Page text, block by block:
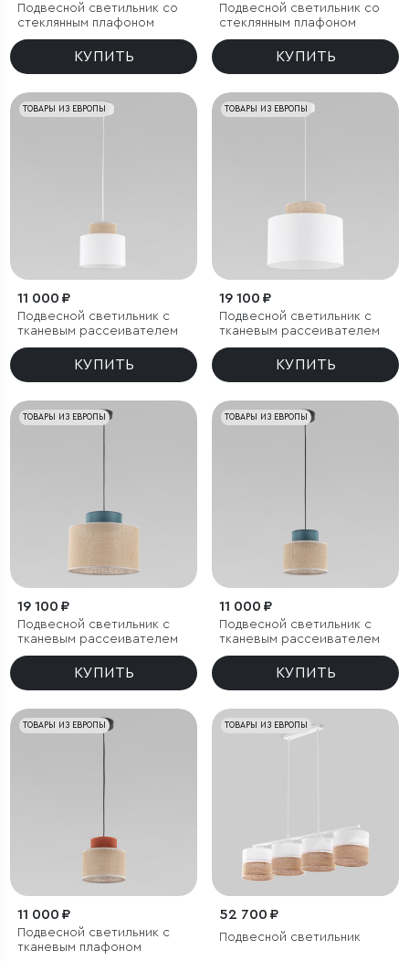
Подвесной светильник со
стеклянным плафоном
КУПИТЬ
Подвесной светильник со
стеклянным плафоном
КУПИТЬ
ТОВАРЫ ИЗ ЕВРОПЫ
11 000 ₽
Подвесной светильник с
тканевым рассеивателем
КУПИТЬ
ТОВАРЫ ИЗ ЕВРОПЫ
19 100 ₽
Подвесной светильник с
тканевым рассеивателем
КУПИТЬ
ТОВАРЫ ИЗ ЕВРОПЫ
19 100 ₽
Подвесной светильник с
тканевым рассеивателем
КУПИТЬ
ТОВАРЫ ИЗ ЕВРОПЫ
11 000 ₽
Подвесной светильник с
тканевым рассеивателем
КУПИТЬ
ТОВАРЫ ИЗ ЕВРОПЫ
11 000 ₽
Подвесной светильник с
тканевым плафоном
ТОВАРЫ ИЗ ЕВРОПЫ
52 700 ₽
Подвесной светильник